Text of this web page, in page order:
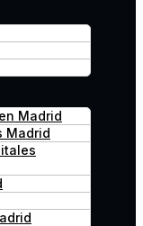
Madrid
Madrid